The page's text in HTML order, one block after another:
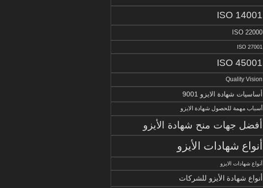
ISO 14001
ISO 22000
ISO 27001
ISO 45001
Quality Vision
أساسيات شهادة الايزو 9001
أسباب مهمة للحصول شهادة الايزو
أفضل جهات منح شهادة الأيزو
أنواع شهادات الأيزو
أنواع شهادات الايزو
أنواع شهادة الأيزو للشركات